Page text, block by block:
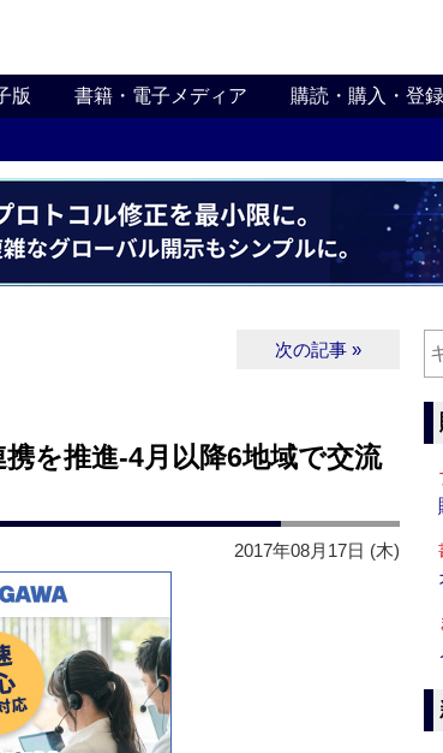
版 書籍・電子メディア 購読・購入・登録
次の記事 »
を推進‐4月以降6地域で交流
2017年08月17日 (木)